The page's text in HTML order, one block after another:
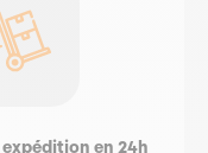
en 24h